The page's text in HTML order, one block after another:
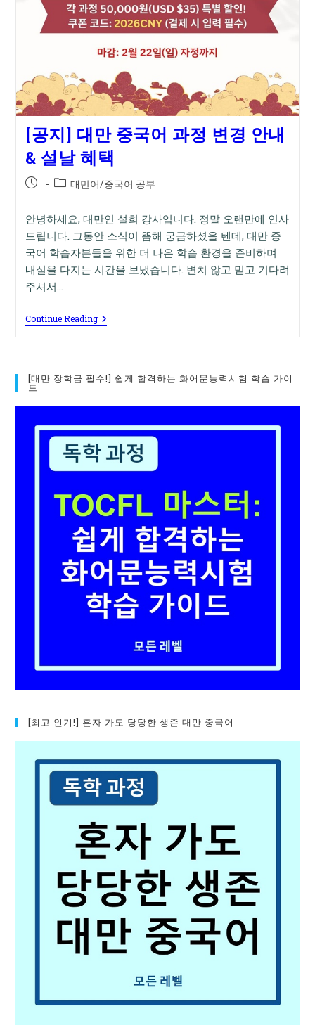
[공지] 대만 중국어 과정 변경 안내
& 설날 혜택
Post
Post대만어/중국어 공부
안녕하세요, 대만인 설희 강사입니다. 정말 오랜만에 인사
드립니다. 그동안 소식이 뜸해 궁금하셨을 텐데, 대만 중
국어 학습자분들을 위한 더 나은 학습 환경을 준비하며
내실을 다지는 시간을 보냈습니다. 변치 않고 믿고 기다려
주셔서…
Continue Reading[공
지]
국
어
정
경
안
내
&
설
혜
택
[대만 장학금 필수!] 쉽게 합격하는 화어문능력시험 학습 가이
드
[최고 인기!] 혼자 가도 당당한 생존 대만 중국어